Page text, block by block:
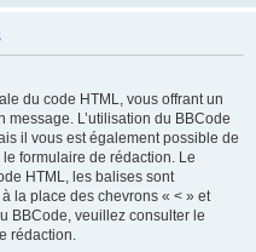
du code HTML, vous offrant un
message. L’utilisation du BBCode
il vous est également possible de
formulaire de rédaction. Le
HTML, les balises sont
la place des chevrons « < » et
BBCode, veuillez consulter le
rédaction.